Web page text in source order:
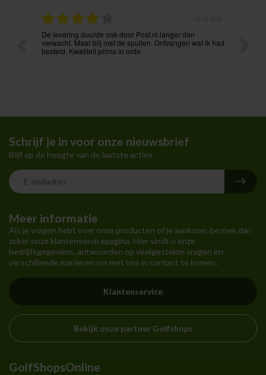
Voordelige prijzen en vlekkeloze levering. Ook via mail
onmiddellijk bereikbaar. Aanrader !
Meer informatie
Als je vragen hebt over onze producten of je aankoop, bezoek dan
zeker onze klantenservicepagina. Hier vindt u onze
bedrijfsgegevens, antwoorden op veelgestelde vragen en
verschillende manieren om met ons in contact te komen.
Klantenservice
Bekijk onze partner Golfshops
Schrijf je in voor onze nieuwsbrief
Blijf op de hoogte van de laatste acties
GolfShopsOnline